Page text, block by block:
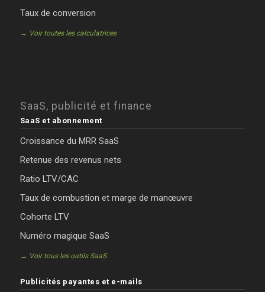
Taux de conversion
→ Voir toutes les calculatrices
SaaS, publicité et finance
SaaS et abonnement
Croissance du MRR SaaS
Retenue des revenus nets
Ratio LTV/CAC
Taux de combustion et marge de manœuvre
Cohorte LTV
Numéro magique SaaS
→ Voir tous les outils SaaS
Publicités payantes et e-mails